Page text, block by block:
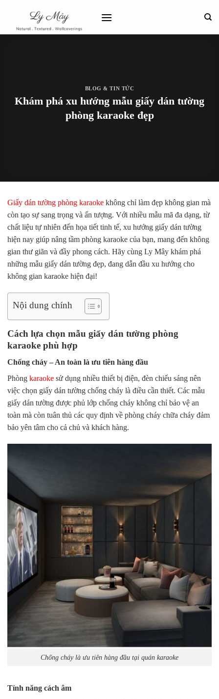
BLOG & TIN TỨC
Khám phá xu hướng mẫu giấy dán tường
phòng karaoke đẹp
Giấy dán tường phòng karaoke không chỉ làm đẹp không gian mà
còn tạo sự sang trọng và ấn tượng. Với nhiều mẫu mã đa dạng, từ
chất liệu tự nhiên đến họa tiết tinh tế, xu hướng giấy dán tường
hiện nay giúp nâng tầm phòng karaoke của bạn, mang đến không
gian thư giãn và đầy phong cách. Hãy cùng Ly Mây khám phá
những mẫu giấy dán tường đẹp, đang dẫn đầu xu hướng cho
không gian karaoke hiện đại!
Nội dung chính
Cách lựa chọn mẫu giấy dán tường phòng
karaoke phù hợp
Chống cháy – An toàn là ưu tiên hàng đầu
Phòng karaoke sử dụng nhiều thiết bị điện, đèn chiếu sáng nên
việc chọn giấy dán tường chống cháy là điều cần thiết. Các mẫu
giấy dán tường được phủ lớp chống cháy không chỉ bảo vệ an
toàn mà còn tuân thủ các quy định về phòng cháy chữa cháy đảm
bảo yên tâm cho cả chủ và khách hàng.
Chống cháy là ưu tiên hàng đầu tại quán karaoke
Tính năng cách âm